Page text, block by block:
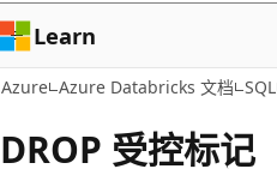
Learn
Azure Azure Databricks 文档 SQL
DROP 受控标记